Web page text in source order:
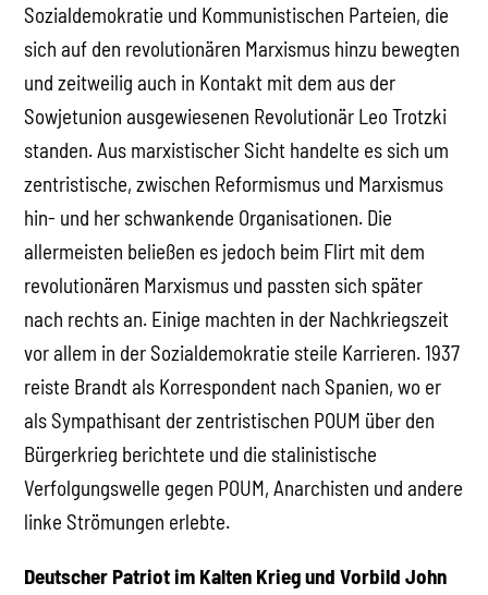
Sozialdemokratie und Kommunistischen Parteien, die
sich auf den revolutionären Marxismus hinzu bewegten
und zeitweilig auch in Kontakt mit dem aus der
Sowjetunion ausgewiesenen Revolutionär Leo Trotzki
standen. Aus marxistischer Sicht handelte es sich um
zentristische, zwischen Reformismus und Marxismus
hin- und her schwankende Organisationen. Die
allermeisten beließen es jedoch beim Flirt mit dem
revolutionären Marxismus und passten sich später
nach rechts an. Einige machten in der Nachkriegszeit
vor allem in der Sozialdemokratie steile Karrieren. 1937
reiste Brandt als Korrespondent nach Spanien, wo er
als Sympathisant der zentristischen POUM über den
Bürgerkrieg berichtete und die stalinistische
Verfolgungswelle gegen POUM, Anarchisten und andere
linke Strömungen erlebte.
Deutscher Patriot im Kalten Krieg und Vorbild John